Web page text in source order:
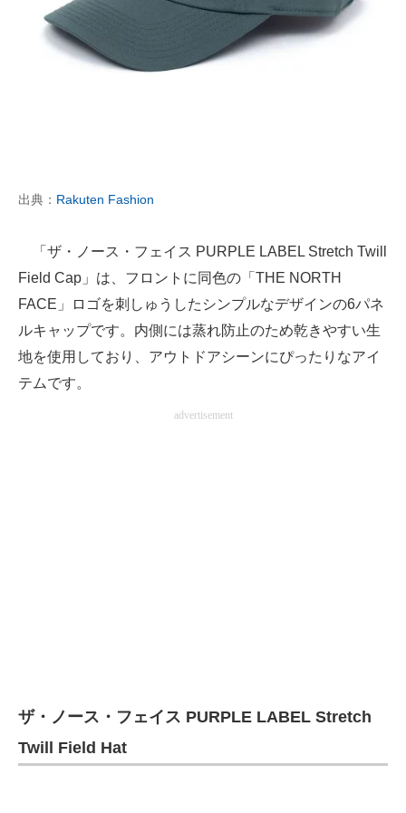
出典： Rakuten Fashion
「ザ・ノース・フェイス PURPLE LABEL Stretch Twill
Field Cap」は、フロントに同色の「THE NORTH
FACE」ロゴを刺しゅうしたシンプルなデザインの6パネ
ルキャップです。内側には蒸れ防止のため乾きやすい生
地を使用しており、アウトドアシーンにぴったりなアイ
テムです。
advertisement
ザ・ノース・フェイス PURPLE LABEL Stretch
Twill Field Hat